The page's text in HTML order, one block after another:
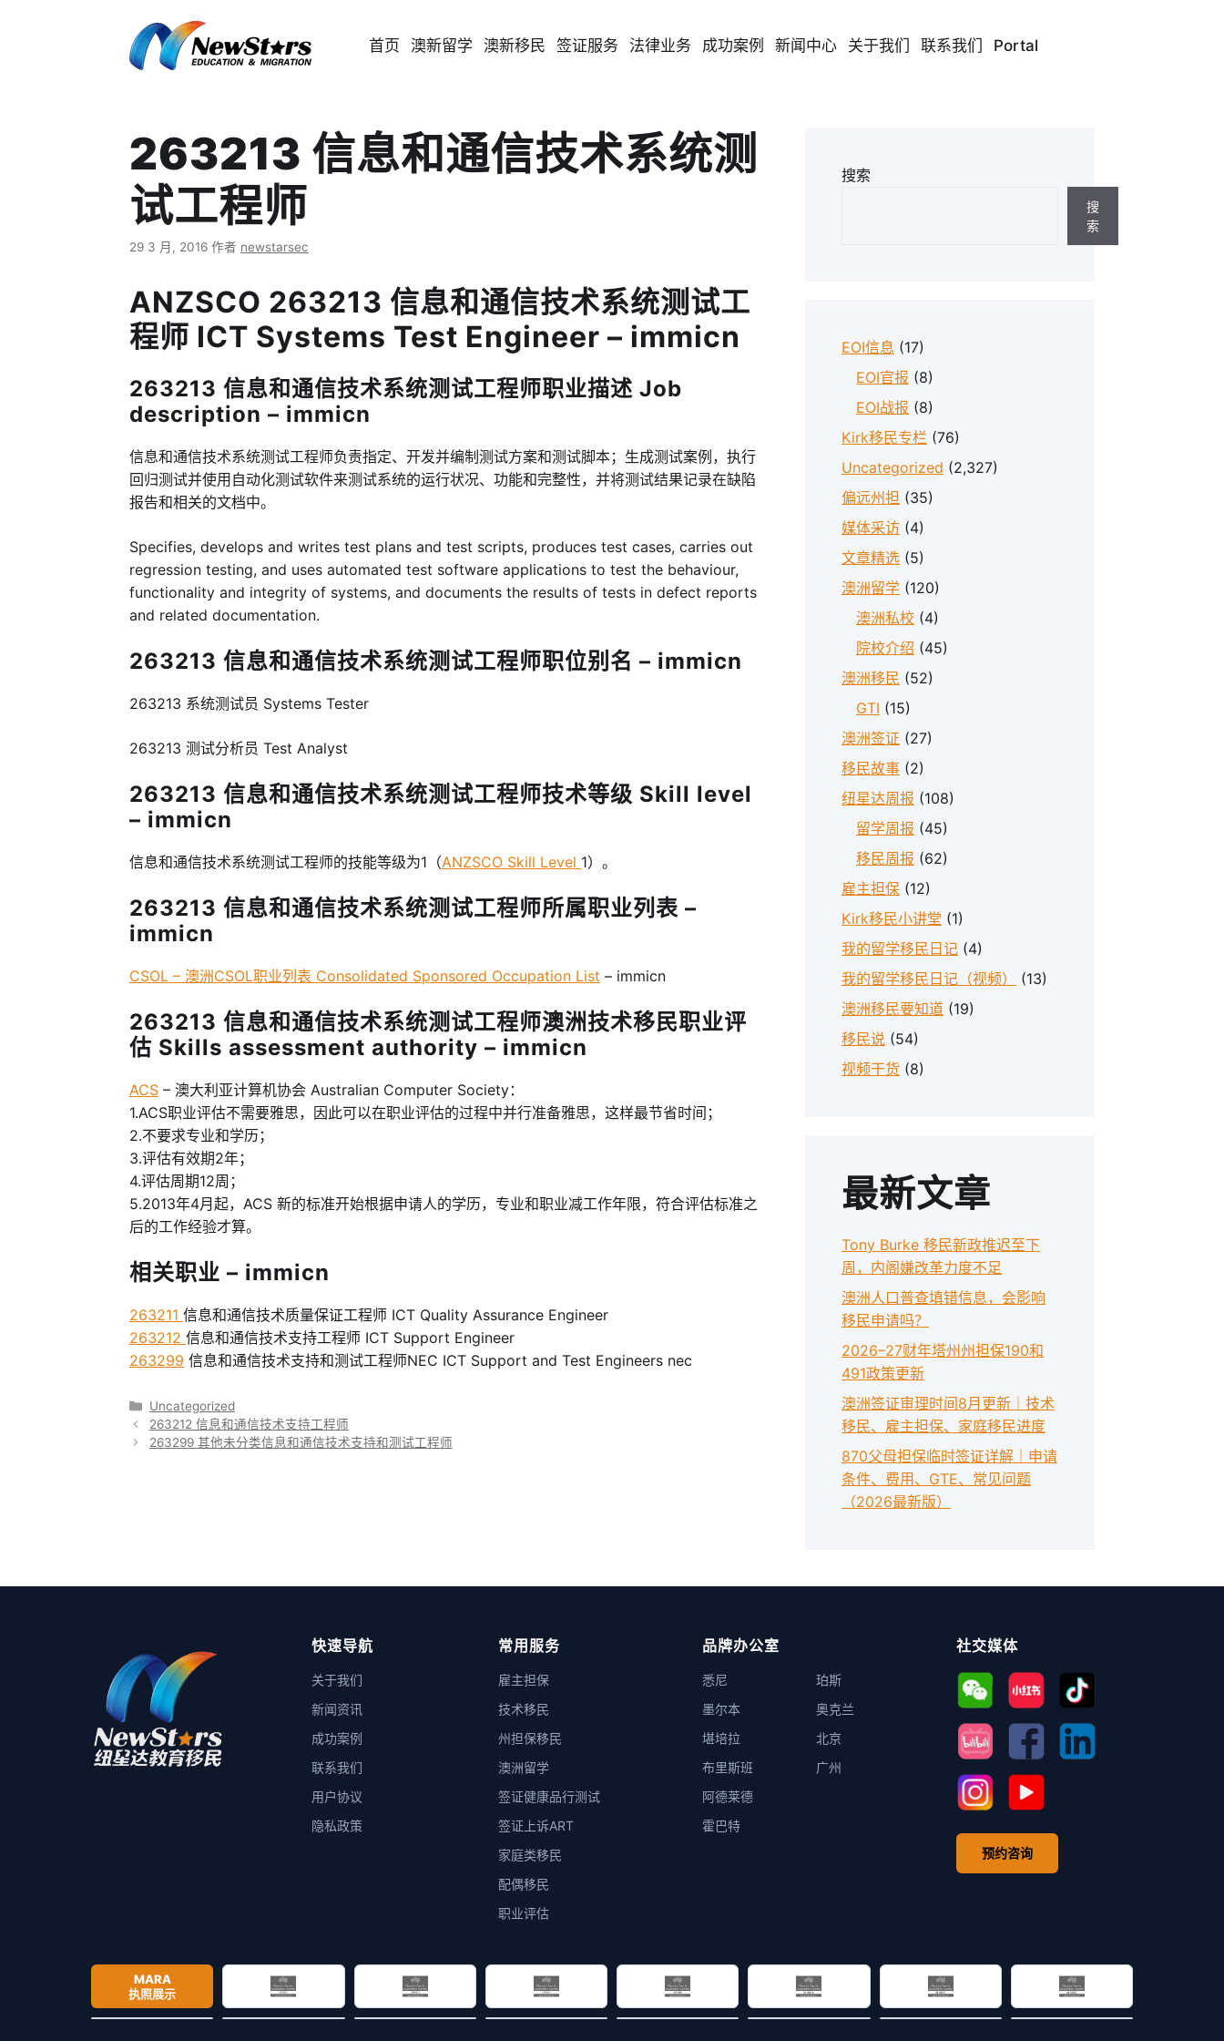
首页 澳新留学 澳新移民 签证服务 法律业务 成功案例 新闻中心 关于我们 联系我们 Portal
263213 信息和通信技术系统测
试工程师
29 3 月, 2016 作者 newstarsec
ANZSCO 263213 信息和通信技术系统测试工
程师 ICT Systems Test Engineer – immicn
263213 信息和通信技术系统测试工程师职业描述 Job
description – immicn
信息和通信技术系统测试工程师负责指定、开发并编制测试方案和测试脚本；生成测试案例，执行
回归测试并使用自动化测试软件来测试系统的运行状况、功能和完整性，并将测试结果记录在缺陷
报告和相关的文档中。
Specifies, develops and writes test plans and test scripts, produces test cases, carries out
regression testing, and uses automated test software applications to test the behaviour,
functionality and integrity of systems, and documents the results of tests in defect reports
and related documentation.
263213 信息和通信技术系统测试工程师职位别名 – immicn
263213 系统测试员 Systems Tester
263213 测试分析员 Test Analyst
263213 信息和通信技术系统测试工程师技术等级 Skill level
– immicn
信息和通信技术系统测试工程师的技能等级为1（ANZSCO Skill Level 1）。
263213 信息和通信技术系统测试工程师所属职业列表 –
immicn
CSOL – 澳洲CSOL职业列表 Consolidated Sponsored Occupation List – immicn
263213 信息和通信技术系统测试工程师澳洲技术移民职业评
估 Skills assessment authority – immicn
ACS – 澳大利亚计算机协会 Australian Computer Society：
1.ACS职业评估不需要雅思，因此可以在职业评估的过程中并行准备雅思，这样最节省时间；
2.不要求专业和学历；
3.评估有效期2年；
4.评估周期12周；
5.2013年4月起，ACS 新的标准开始根据申请人的学历，专业和职业减工作年限，符合评估标准之
后的工作经验才算。
相关职业 – immicn
263211 信息和通信技术质量保证工程师 ICT Quality Assurance Engineer
263212 信息和通信技术支持工程师 ICT Support Engineer
263299 信息和通信技术支持和测试工程师NEC ICT Support and Test Engineers nec
分
类
Uncategorized
263212 信息和通信技术支持工程师
263299 其他未分类信息和通信技术支持和测试工程师
搜索
搜
索
EOI信息 (17)
EOI官报 (8)
EOI战报 (8)
Kirk移民专栏 (76)
Uncategorized (2,327)
偏远州担 (35)
媒体采访 (4)
文章精选 (5)
澳洲留学 (120)
澳洲私校 (4)
院校介绍 (45)
澳洲移民 (52)
GTI (15)
澳洲签证 (27)
移民故事 (2)
纽星达周报 (108)
留学周报 (45)
移民周报 (62)
雇主担保 (12)
Kirk移民小讲堂 (1)
我的留学移民日记 (4)
我的留学移民日记（视频）
(13)
澳洲移民要知道 (19)
移民说 (54)
视频干货 (8)
最新文章
Tony Burke 移民新政推迟至下
周，内阁嫌改革力度不足
澳洲人口普查填错信息，会影响
移民申请吗？
2026–27财年塔州州担保190和
491政策更新
澳洲签证审理时间8月更新｜技术
移民、雇主担保、家庭移民进度
870父母担保临时签证详解｜申请
条件、费用、GTE、常见问题
（2026最新版）
快速导航
关于我们
新闻资讯
成功案例
联系我们
用户协议
隐私政策
常用服务
雇主担保
技术移民
州担保移民
澳洲留学
签证健康品行测试
签证上诉ART
家庭类移民
配偶移民
职业评估
品牌办公室
悉尼
墨尔本
堪培拉
布里斯班
阿德莱德
霍巴特
珀斯
奥克兰
北京
广州
社交媒体
预约咨询
MARA
执照展示